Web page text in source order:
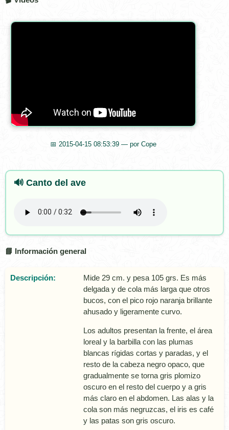
📅 2015-04-15 08:53:39 — por Cope
🔊 Canto del ave
📘 Información general
Descripción:
Mide 29 cm. y pesa 105 grs. Es más
delgada y de cola más larga que otros
bucos, con el pico rojo naranja brillante
ahusado y ligeramente curvo.
Los adultos presentan la frente, el área
loreal y la barbilla con las plumas
blancas rí­gidas cortas y paradas, y el
resto de la cabeza negro opaco, que
gradualmente se torna gris plomizo
oscuro en el resto del cuerpo y a gris
más claro en el abdomen. Las alas y la
cola son más negruzcas, el iris es café
y las patas son gris oscuro.